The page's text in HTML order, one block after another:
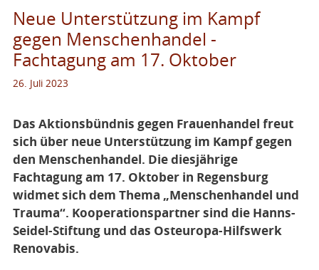
Über das Aktionsbündnis
Fachtagungen
Service
Impressum und Datenschutzerklärung
Neue Unterstützung im Kampf
gegen Menschenhandel -
Fachtagung am 17. Oktober
26. Juli 2023
Das Aktionsbündnis gegen Frauenhandel freut
sich über neue Unterstützung im Kampf gegen
den Menschenhandel. Die diesjährige
Fachtagung am 17. Oktober in Regensburg
widmet sich dem Thema „Menschenhandel und
Trauma“. Kooperationspartner sind die Hanns-
Seidel-Stiftung und das Osteuropa-Hilfswerk
Renovabis.